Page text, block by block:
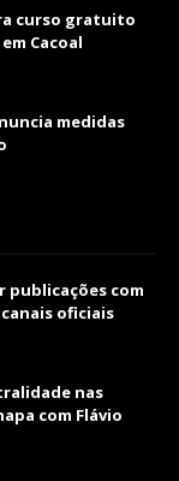
curso gratuito
Cacoal
medidas
publicações com
oficiais
nas
com Flávio